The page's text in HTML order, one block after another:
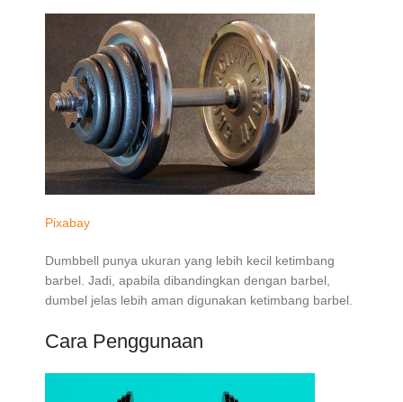
Pixabay
Dumbbell punya ukuran yang lebih kecil ketimbang
barbel. Jadi, apabila dibandingkan dengan barbel,
dumbel jelas lebih aman digunakan ketimbang barbel.
Cara Penggunaan